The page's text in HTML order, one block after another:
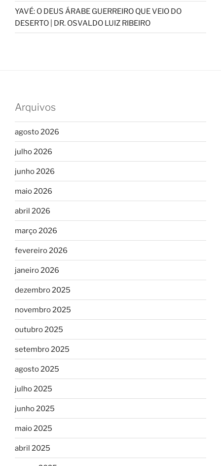
YAVÉ: O DEUS ÁRABE GUERREIRO QUE VEIO DO
DESERTO | DR. OSVALDO LUIZ RIBEIRO
Arquivos
agosto 2026
julho 2026
junho 2026
maio 2026
abril 2026
março 2026
fevereiro 2026
janeiro 2026
dezembro 2025
novembro 2025
outubro 2025
setembro 2025
agosto 2025
julho 2025
junho 2025
maio 2025
abril 2025